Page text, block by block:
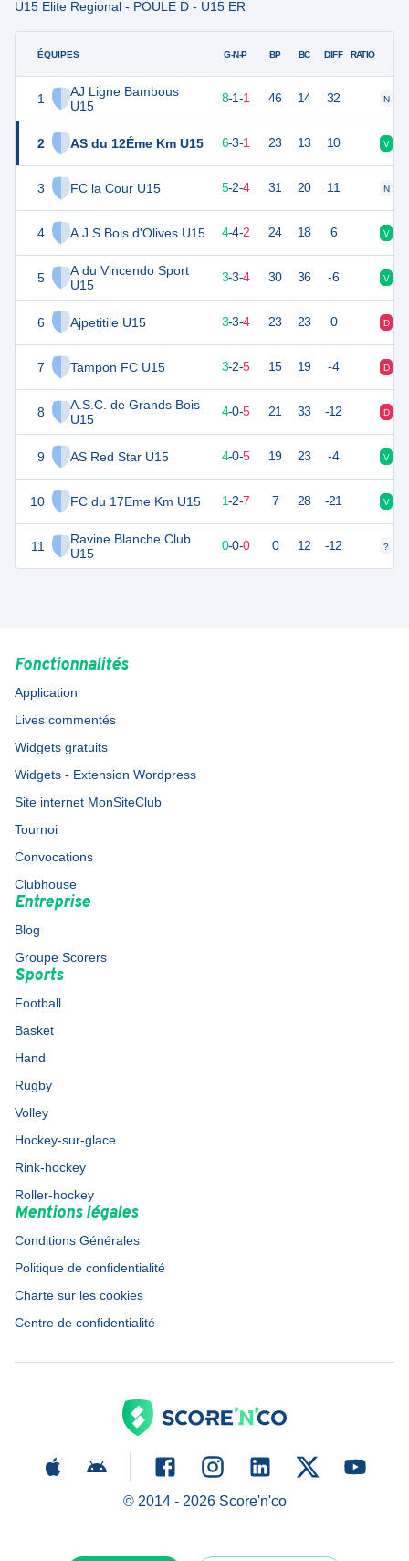
U15 Elite Regional - POULE D - U15 ER
ÉQUIPES
1
AJ Ligne Bambous
U15
2 AS du 12Éme Km U15
3 FC la Cour U15
4 A.J.S Bois d'Olives U15
5
A du Vincendo Sport
U15
6 Ajpetitile U15
7 Tampon FC U15
8
A.S.C. de Grands Bois
U15
9 AS Red Star U15
10 FC du 17Eme Km U15
11
Ravine Blanche Club
U15
G-N-P BP BC DIFF RATIO
35 8-1-1 46 14 32 N
31 10 6-3-1 23 13 10 V
28 5-2-4 31 20 11 N
26 10 4-4-2 24 18 6 V
22 3-3-4 30 36 -6 V
3-3-4 23 23 0 D
21 3-2-5 15 19 -4 D
21 9 4-0-5 21 33 -12 D
21 4-0-5 19 23 -4 V
15 10 1-2-7 7 28 -21 V
0 0-0-0 0 12 -12 ?
Fonctionnalités
Application
Lives commentés
Widgets gratuits
Widgets - Extension Wordpress
Site internet MonSiteClub
Tournoi
Convocations
Clubhouse
Entreprise
Blog
Groupe Scorers
Sports
Football
Basket
Hand
Rugby
Volley
Hockey-sur-glace
Rink-hockey
Roller-hockey
Mentions légales
Conditions Générales
Politique de confidentialité
Charte sur les cookies
Centre de confidentialité
© 2014 - 2026Score'n'co